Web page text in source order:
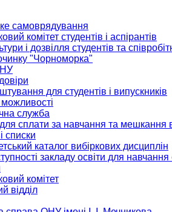
самоврядування
комітет студентів і аспірантів
і дозвілля студентів та
"Чорноморка"
для студентів і випускників
служба
для сплати за навчання та мешкання
списки
каталог вибіркових дисциплін
закладу освіти для
комітет
відділ